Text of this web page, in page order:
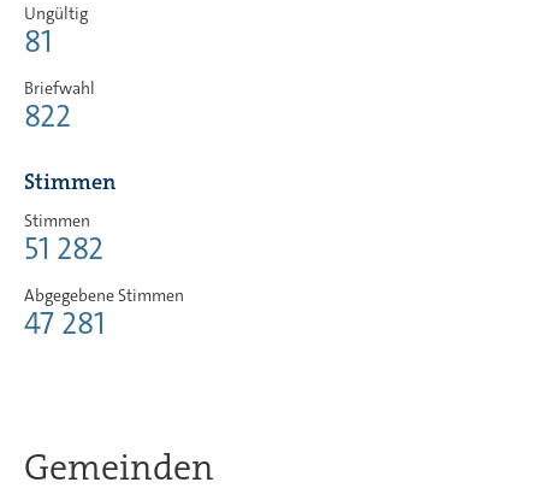
Ungültig
81
Briefwahl
822
Stimmen
Stimmen
51 282
Abgegebene Stimmen
47 281
Gemeinden